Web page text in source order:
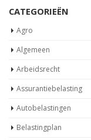
CATEGORIEËN
Agro
Algemeen
Arbeidsrecht
Assurantiebelasting
Autobelastingen
Belastingplan